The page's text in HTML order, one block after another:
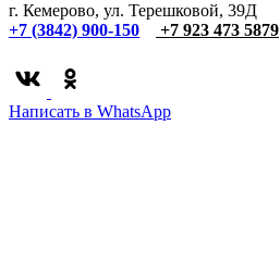
г. Кемерово, ул. Терешковой, 39Д
+7 (3842) 900-150
+7 923 473 5879
Написать в WhatsApp